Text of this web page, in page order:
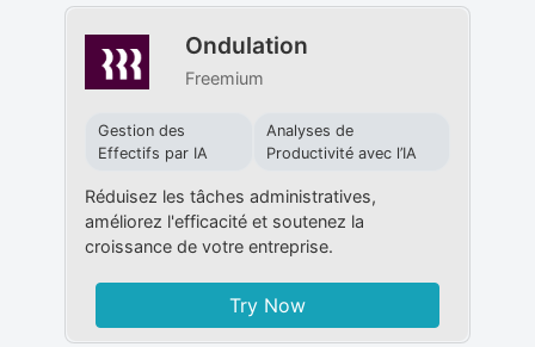
Ondulation
Freemium
Gestion des
Effectifs par IA
Analyses de
Productivité avec l’IA
Réduisez les tâches administratives,
améliorez l'efficacité et soutenez la
croissance de votre entreprise.
Try Now